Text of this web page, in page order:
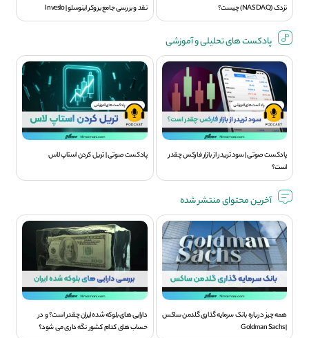
نزدک (NASDAQ) چیست؟ نقد و بررسی جامع بروکر اینوسلو | Inveslo
پادکست های تحلیلی و آموزشی
پادکست صوتی | سود تريدر از بازار فارکس چقدر
است؟
پادکست صوتی | تریل کردن استاپ لاس
آخرین محتوای منتشر شده
همه چیز درباره بانک سرمایه گذاری گلدمن ساکس
| Goldman Sachs
دارایی های بلوکه شده ایران چقدر است؟ و در
حساب های کدام کشور نگه داری می شود؟